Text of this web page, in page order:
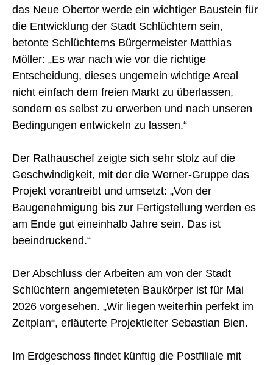
das Neue Obertor werde ein wichtiger Baustein für
die Entwicklung der Stadt Schlüchtern sein,
betonte Schlüchterns Bürgermeister Matthias
Möller: „Es war nach wie vor die richtige
Entscheidung, dieses ungemein wichtige Areal
nicht einfach dem freien Markt zu überlassen,
sondern es selbst zu erwerben und nach unseren
Bedingungen entwickeln zu lassen.“
Der Rathauschef zeigte sich sehr stolz auf die
Geschwindigkeit, mit der die Werner-Gruppe das
Projekt vorantreibt und umsetzt: „Von der
Baugenehmigung bis zur Fertigstellung werden es
am Ende gut eineinhalb Jahre sein. Das ist
beeindruckend.“
Der Abschluss der Arbeiten am von der Stadt
Schlüchtern angemieteten Baukörper ist für Mai
2026 vorgesehen. „Wir liegen weiterhin perfekt im
Zeitplan“, erläuterte Projektleiter Sebastian Bien.
Im Erdgeschoss findet künftig die Postfiliale mit